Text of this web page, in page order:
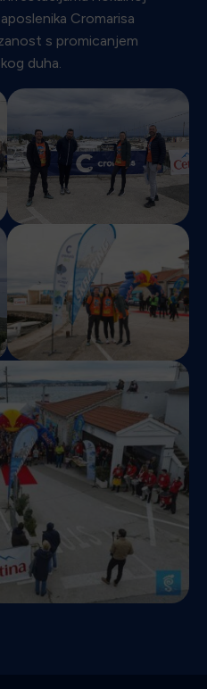
Cromarisa
s promicanjem
duha.